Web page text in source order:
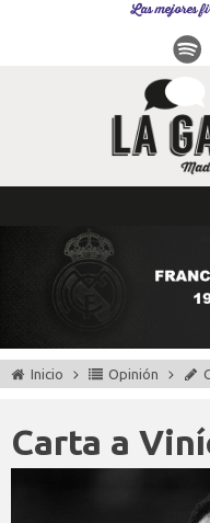
Las mejores
Inicio Opinión
Carta a